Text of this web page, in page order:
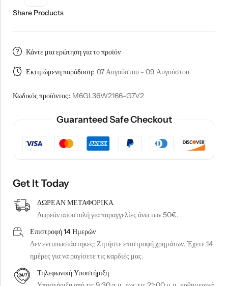
Share Products
Κάντε μια ερώτηση για το προϊόν
Εκτιμώμενη παράδοση: 07 Αυγούστου - 09 Αυγούστου
Κωδικός προϊόντος: M6GL36W2166-G7V2
Guaranteed Safe Checkout
Get It Today
ΔΩΡΕΑΝ ΜΕΤΑΦΟΡΙΚΑ
Δωρεάν αποστολή για παραγγελίες άνω των 50€.
Επιστροφή 14 Ημερών
Δεν εντυπωσιάστηκες; Ζητήστε επιστροφή χρημάτων. Έχετε 14
ημέρες για να ραγίσετε τις καρδιές μας.
Τηλεφωνική Υποστήριξη